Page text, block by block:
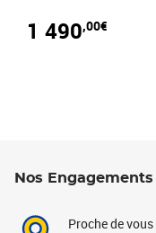
1 490,00€
Nos Engagements
Proche de vous